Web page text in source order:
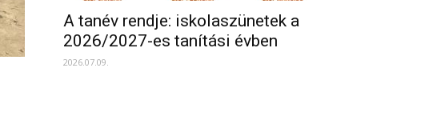
A tanév rendje: iskolaszünetek a
2026/2027-es tanítási évben
2026.07.09.